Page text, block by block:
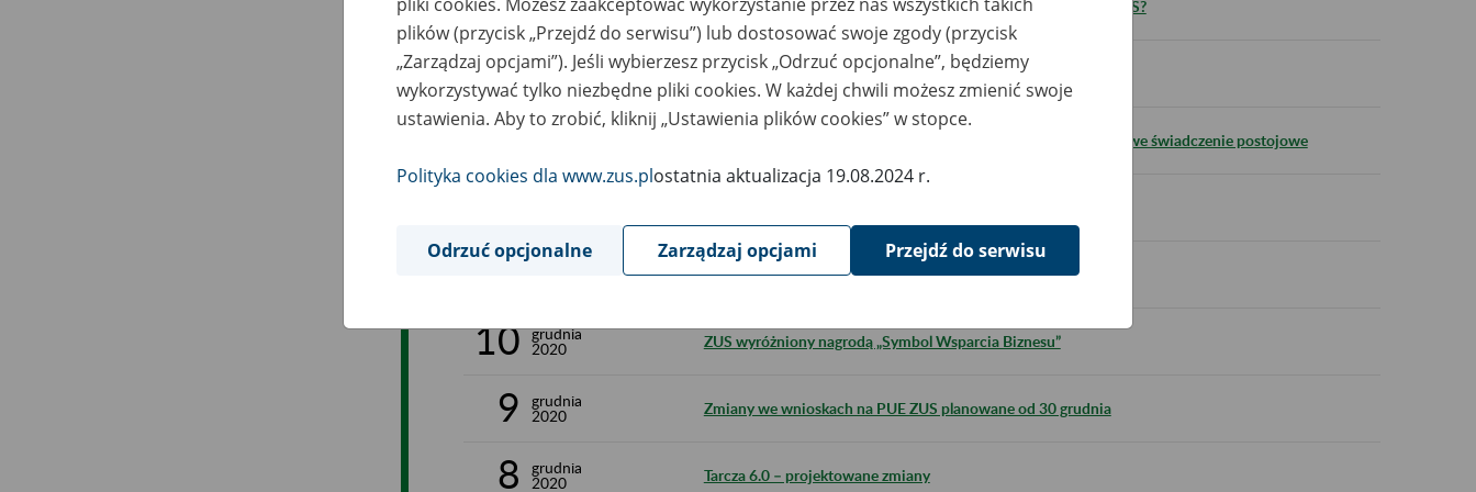
2020
Tarcza antykryzysowa 6.0 – jakie wsparcie można otrzymać z ZUS?
18
grudnia
2020
Więcej stanowisk do e-wizyt w ZUS
17 Tarcza 6.0 – kolejne branże mogą już składać wnioski o dodatkowe świadczenie postojowe
15 Korzystna emerytura dla osób z rocznika 1953
10 grudnia
2020
ZUS wyróżniony nagrodą „Symbol Wsparcia Biznesu”
9
grudnia
2020
Zmiany we wnioskach na PUE ZUS planowane od 30 grudnia
8
grudnia
2020
Tarcza 6.0 – projektowane zmiany
plików (przycisk „Przejdź do serwisu”) lub dostosować swoje zgody (przycisk
„Zarządzaj opcjami”). Jeśli wybierzesz przycisk „Odrzuć opcjonalne”, będziemy
wykorzystywać tylko niezbędne pliki cookies. W każdej chwili możesz zmienić swoje
ustawienia. Aby to zrobić, kliknij „Ustawienia plików cookies” w stopce.
Polityka cookies dla www.zus.plostatnia aktualizacja 19.08.2024 r.
Odrzuć opcjonalne Zarządzaj opcjami Przejdź do serwisu